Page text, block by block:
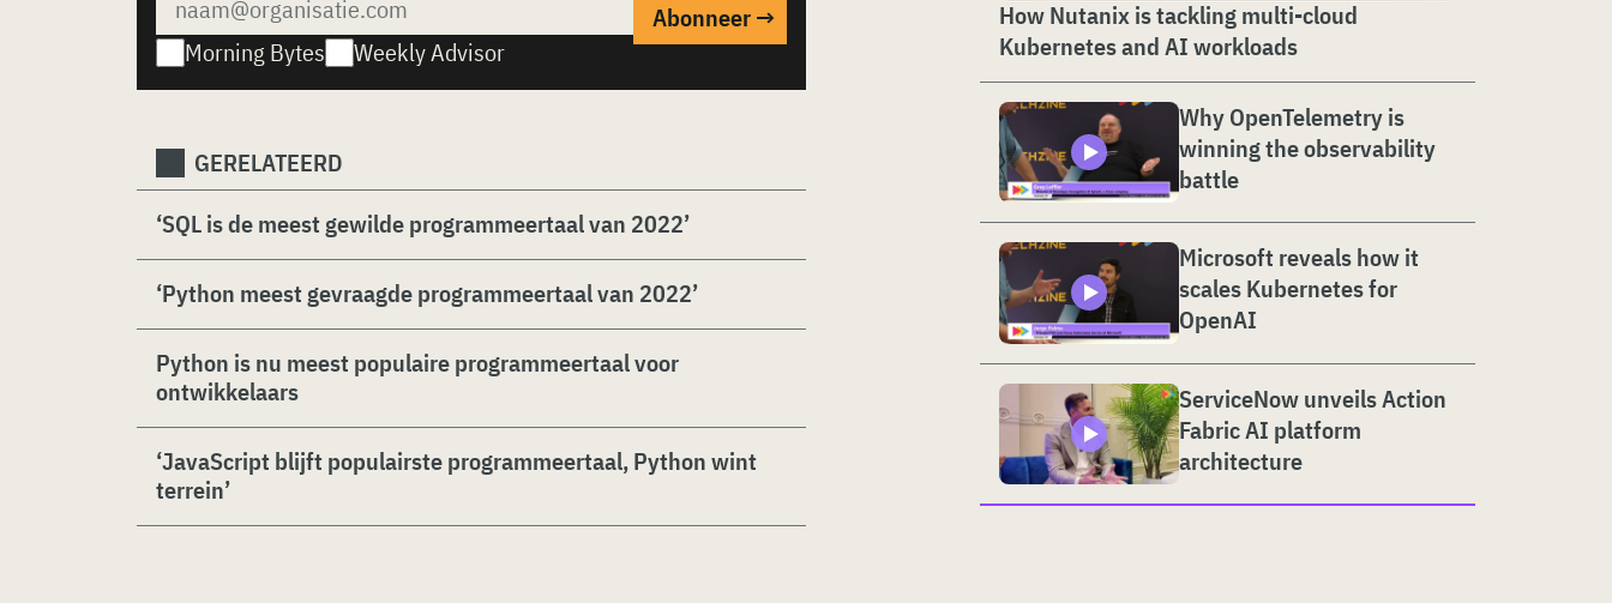
Morning Bytes Weekly Advisor
GERELATEERD
‘SQL is de meest gewilde programmeertaal van 2022’
‘Python meest gevraagde programmeertaal van 2022’
Python is nu meest populaire programmeertaal voor
ontwikkelaars
‘JavaScript blijft populairste programmeertaal, Python wint
terrein’
How Nutanix is tackling multi-cloud
Kubernetes and AI workloads
Why OpenTelemetry is
winning the observability
battle
Microsoft reveals how it
scales Kubernetes for
OpenAI
ServiceNow unveils Action
Fabric AI platform
architecture